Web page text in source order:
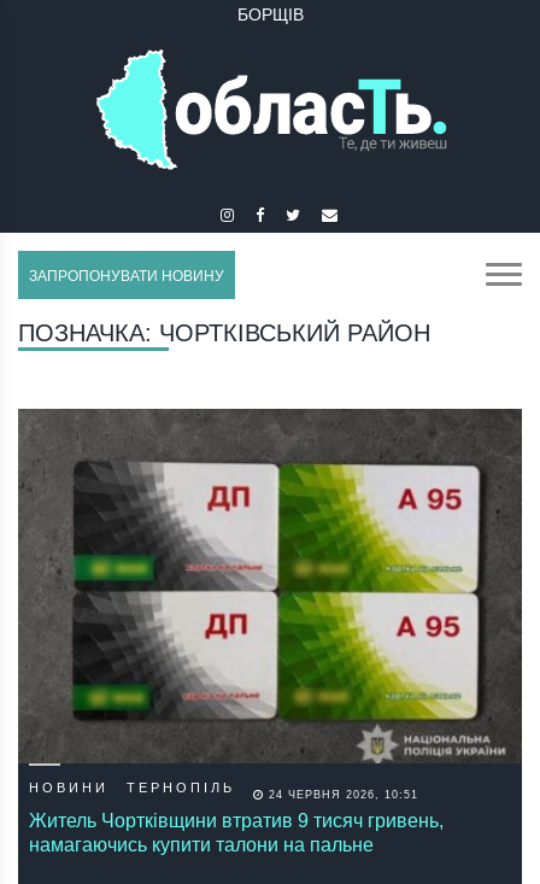
БУЧАЧ
ЗАПРОПОНУВАТИ НОВИНУ
ПОЗНАЧКА: ЧОРТКІВСЬКИЙ РАЙОН
НОВИНИ ТЕРНОПІЛЬ 24 ЧЕРВНЯ 2026, 10:51
Житель Чортківщини втратив 9 тисяч гривень,
намагаючись купити талони на пальне